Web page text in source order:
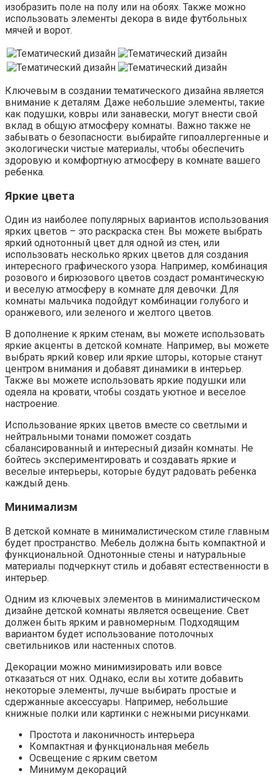
изобразить поле на полу или на обоях. Также можно
использовать элементы декора в виде футбольных
мячей и ворот.
Ключевым в создании тематического дизайна является
внимание к деталям. Даже небольшие элементы, такие
как подушки, ковры или занавески, могут внести свой
вклад в общую атмосферу комнаты. Важно также не
забывать о безопасности: выбирайте гипоаллергенные и
экологически чистые материалы, чтобы обеспечить
здоровую и комфортную атмосферу в комнате вашего
ребенка.
Яркие цвета
Один из наиболее популярных вариантов использования
ярких цветов – это раскраска стен. Вы можете выбрать
яркий однотонный цвет для одной из стен, или
использовать несколько ярких цветов для создания
интересного графического узора. Например, комбинация
розового и бирюзового цветов создаст романтическую
и веселую атмосферу в комнате для девочки. Для
комнаты мальчика подойдут комбинации голубого и
оранжевого, или зеленого и желтого цветов.
В дополнение к ярким стенам, вы можете использовать
яркие акценты в детской комнате. Например, вы можете
выбрать яркий ковер или яркие шторы, которые станут
центром внимания и добавят динамики в интерьер.
Также вы можете использовать яркие подушки или
одеяла на кровати, чтобы создать уютное и веселое
настроение.
Использование ярких цветов вместе со светлыми и
нейтральными тонами поможет создать
сбалансированный и интересный дизайн комнаты. Не
бойтесь экспериментировать и создавать яркие и
веселые интерьеры, которые будут радовать ребенка
каждый день.
Минимализм
В детской комнате в минималистическом стиле главным
будет пространство. Мебель должна быть компактной и
функциональной. Однотонные стены и натуральные
материалы подчеркнут стиль и добавят естественности в
интерьер.
Одним из ключевых элементов в минималистическом
дизайне детской комнаты является освещение. Свет
должен быть ярким и равномерным. Подходящим
вариантом будет использование потолочных
светильников или настенных спотов.
Декорации можно минимизировать или вовсе
отказаться от них. Однако, если вы хотите добавить
некоторые элементы, лучше выбирать простые и
сдержанные аксессуары. Например, небольшие
книжные полки или картинки с нежными рисунками.
Простота и лаконичность интерьера
Компактная и функциональная мебель
Освещение с ярким светом
Минимум декораций